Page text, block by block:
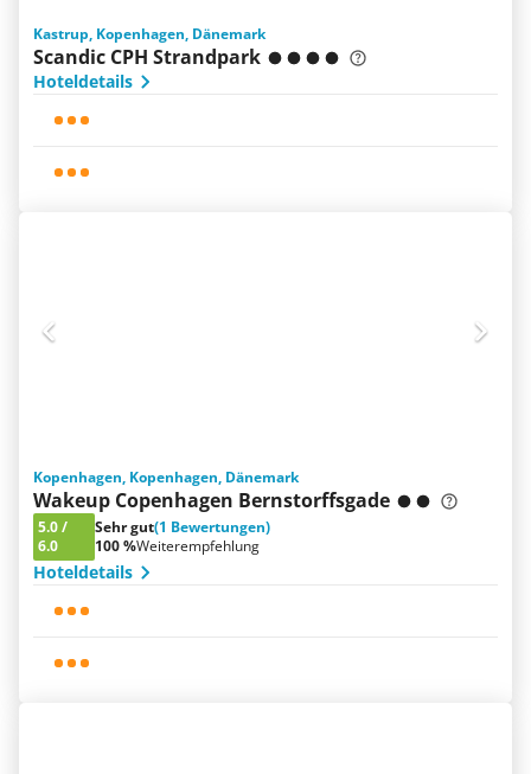
Kastrup, Kopenhagen, Dänemark
Scandic CPH Strandpark
Hoteldetails
Kopenhagen, Kopenhagen, Dänemark
Wakeup Copenhagen Bernstorffsgade
5.0/
6.0
Sehr gut(1 Bewertungen)
100 %Weiterempfehlung
Hoteldetails